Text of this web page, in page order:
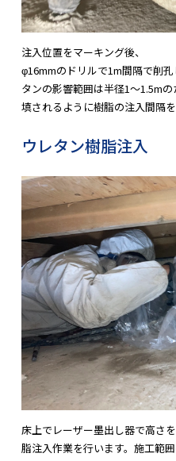
注入位置をマーキング後、
φ16mmのドリルで1m間隔で削
タンの影響範囲は半径1～1.5m
填されるように樹脂の注入間隔
ウレタン樹脂注入
床上でレーザー墨出し器で高さ
脂注入作業を行います。施工範